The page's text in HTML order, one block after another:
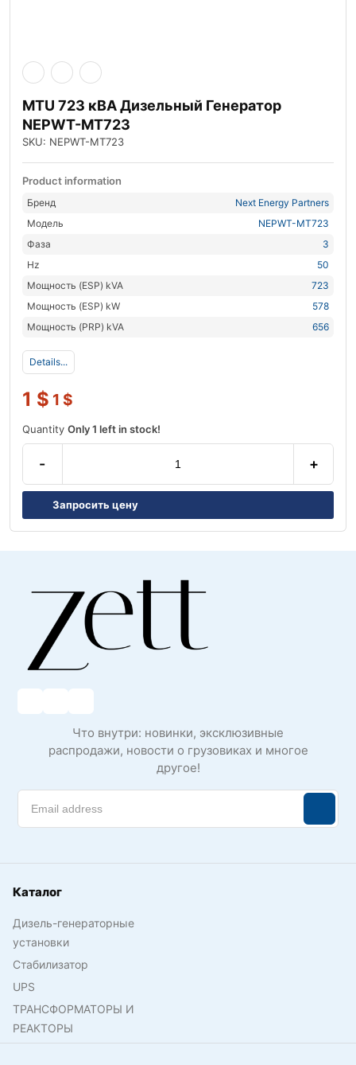
MTU 723 кВА Дизельный Генератор
NEPWT-MT723
SKU: NEPWT-MT723
Product information
Бренд
Next Energy Partners
Модель
NEPWT-MT723
Фаза
3
Hz
50
Мощность (ESP) kVA
723
Мощность (ESP) kW
578
Мощность (PRP) kVA
656
Details...
1 $ 1 $
Quantity Only 1 left in stock!
- +
Запросить цену
Что внутри: новинки, эксклюзивные
распродажи, новости о грузовиках и многое
другое!
Каталог
Дизель-генераторные
установки
Стабилизатор
UPS
ТРАНСФОРМАТОРЫ И
РЕАКТОРЫ